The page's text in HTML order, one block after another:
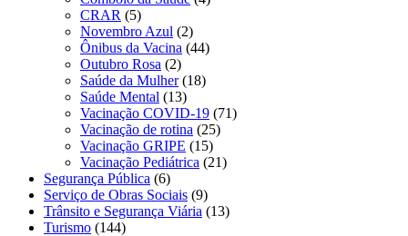
CRAR (5)
Novembro Azul (2)
Ônibus da Vacina (44)
Outubro Rosa (2)
Saúde da Mulher(18)
Saúde Mental (13)
Vacinação COVID-19 (71)
Vacinação de rotina (25)
Vacinação GRIPE (15)
Vacinação Pediátrica (21)
Segurança Pública (6)
Serviço de Obras Sociais (9)
Trânsito e Segurança Viária (13)
Turismo (144)